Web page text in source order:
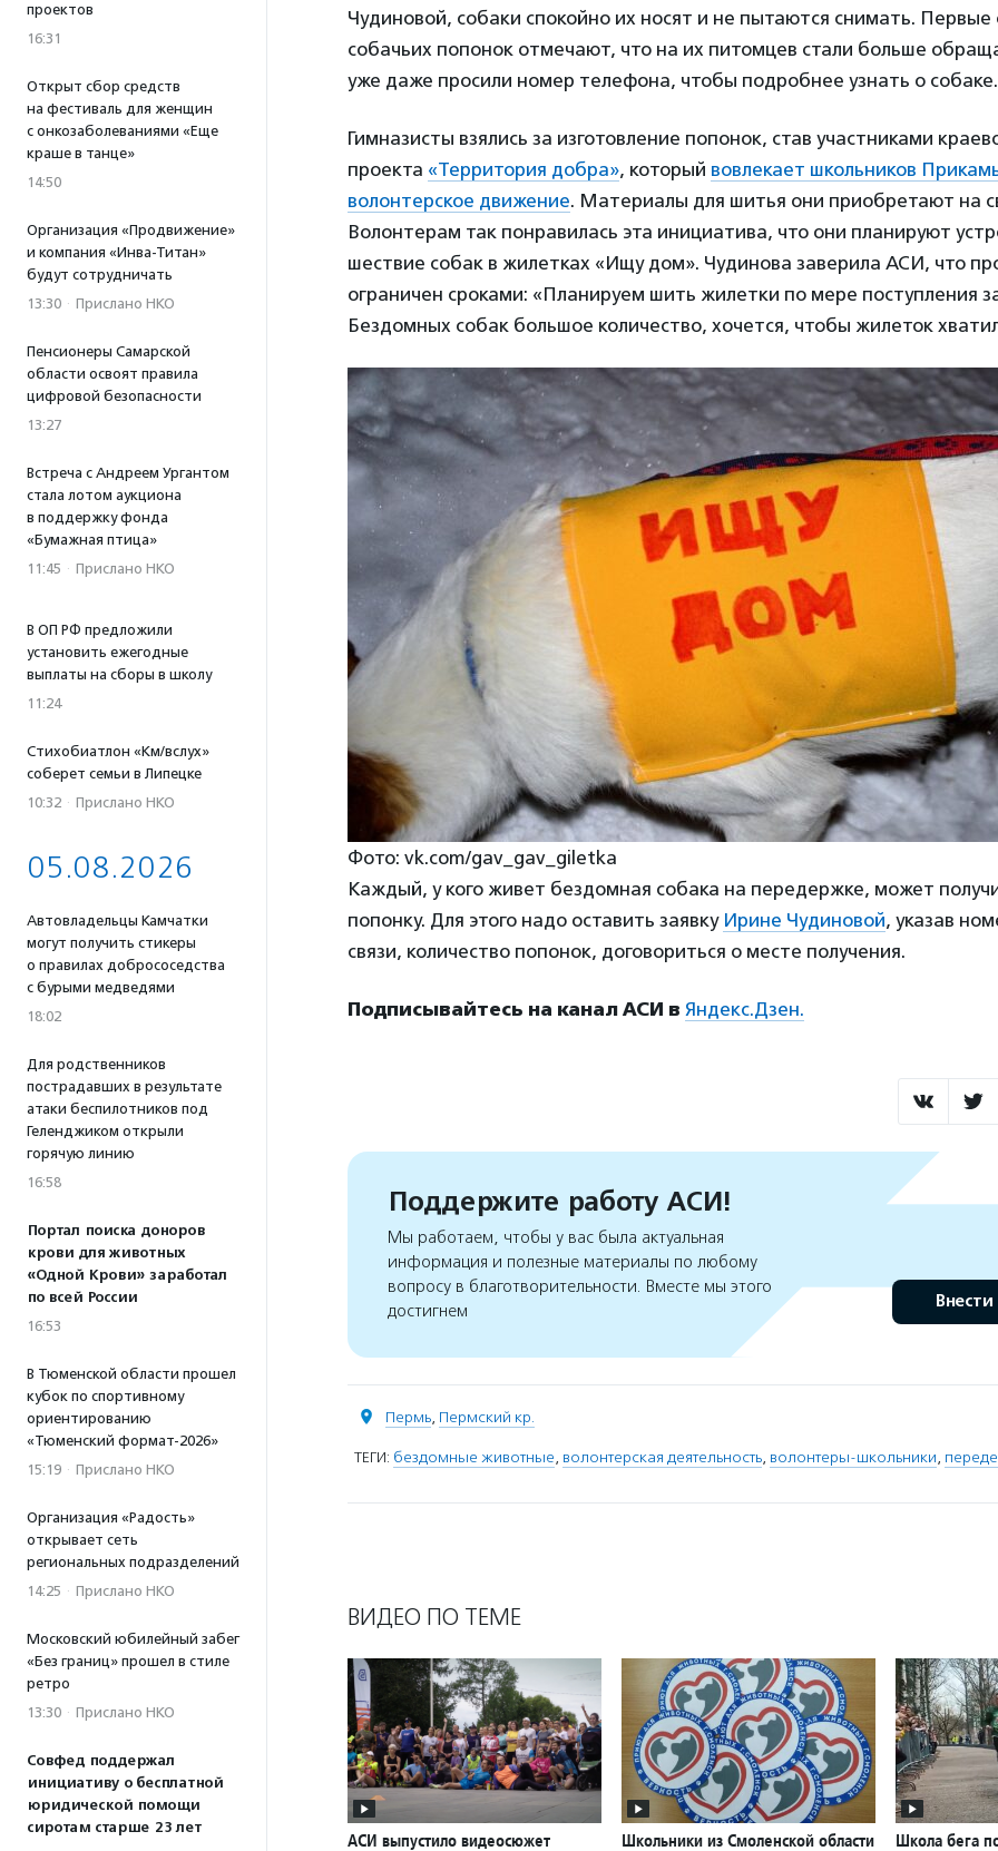
проектов
16:31
Открыт сбор средств
на фестиваль для женщин
с онкозаболеваниями «Еще
краше в танце»
14:50
Организация «Продвижение»
и компания «Инва-Титан»
будут сотрудничать
13:30 · Прислано НКО
Пенсионеры Самарской
области освоят правила
цифровой безопасности
13:27
Встреча с Андреем Ургантом
стала лотом аукциона
в поддержку фонда
«Бумажная птица»
11:45 · Прислано НКО
В ОП РФ предложили
установить ежегодные
выплаты на сборы в школу
11:24
Стихобиатлон «Км/вслух»
соберет семьи в Липецке
10:32 · Прислано НКО
05.08.2026
Автовладельцы Камчатки
могут получить стикеры
о правилах добрососедства
с бурыми медведями
18:02
Для родственников
пострадавших в результате
атаки беспилотников под
Геленджиком открыли
горячую линию
16:58
Портал поиска доноров
крови для животных
«Одной Крови» заработал
по всей России
16:53
В Тюменской области прошел
кубок по спортивному
ориентированию
«Тюменский формат-2026»
15:19 · Прислано НКО
Организация «Радость»
открывает сеть
региональных подразделений
14:25 · Прислано НКО
Московский юбилейный забег
«Без границ» прошел в стиле
ретро
13:30 · Прислано НКО
Совфед поддержал
инициативу о бесплатной
юридической помощи
сиротам старше 23 лет
Чудиновой, собаки спокойно их носят и не пытаются снимать.
собачьих попонок отмечают, что на их питомцев стали больше
уже даже просили номер телефона, чтобы подробнее узнать о собаке.
Гимназисты взялись за изготовление попонок, став участниками
проекта «Территория добра», который вовлекает школьников
волонтерское движение. Материалы для шитья они приобретают на
Волонтерам так понравилась эта инициатива, что они планируют
шествие собак в жилетках «Ищу дом». Чудинова заверила АСИ, что
ограничен сроками: «Планируем шить жилетки по мере поступления
Бездомных собак большое количество, хочется, чтобы жилеток
Фото: vk.com/gav_gav_giletka
Каждый, у кого живет бездомная собака на передержке, может
попонку. Для этого надо оставить заявку Ирине Чудиновой, указав
связи, количество попонок, договориться о месте получения.
Подписывайтесь на канал АСИ в Яндекс.Дзен.
Поддержите работу АСИ!
Мы работаем, чтобы у вас была актуальная
информация и полезные материалы по любому
вопросу в благотворительности. Вместе мы этого
достигнем
Внести
Пермь, Пермский кр.
ТЕГИ: бездомные животные, волонтерская деятельность, волонтеры-школьники,
ВИДЕО ПО ТЕМЕ
АСИ выпустило видеосюжет Школьники из Смоленской области Школа бега